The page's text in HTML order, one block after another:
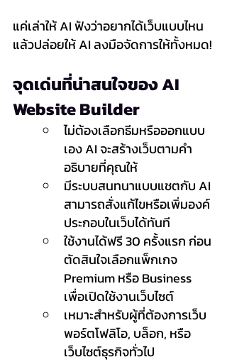
แค่เล่าให้ AI ฟังว่าอยากได้เว็บแบบไหน
แล้วปล่อยให้ AI ลงมือจัดการให้ทั้งหมด!
จุดเด่นที่น่าสนใจของ AI
Website Builder
ไม่ต้องเลือกธีมหรือออกแบบ
เอง AI จะสร้างเว็บตามคำ
อธิบายที่คุณให้
มีระบบสนทนาแบบแชตกับ AI
สามารถสั่งแก้ไขหรือเพิ่มองค์
ประกอบในเว็บได้ทันที
ใช้งานได้ฟรี 30 ครั้งแรก ก่อน
ตัดสินใจเลือกแพ็กเกจ
Premium หรือ Business
เพื่อเปิดใช้งานเว็บไซต์
เหมาะสำหรับผู้ที่ต้องการเว็บ
พอร์ตโฟลิโอ, บล็อก, หรือ
เว็บไซต์ธุรกิจทั่วไป